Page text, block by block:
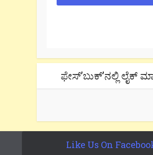
ಫೇಸ್’ಬುಕ್’ನಲ್ಲಿ ಲೈಕ್
Like Us On